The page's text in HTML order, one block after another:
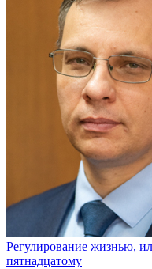
Регулирование жизнью,
пятнадцатому